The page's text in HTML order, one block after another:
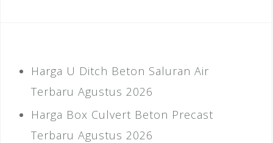
Harga U Ditch Beton Saluran Air
Terbaru Agustus 2026
Harga Box Culvert Beton Precast
Terbaru Agustus 2026